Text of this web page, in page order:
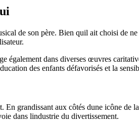
de son père. Bien quil ait choisi de
également dans diverses œuvres
des enfants défavorisés et la
grandissant aux côtés dune icône
dans lindustrie du divertissement.